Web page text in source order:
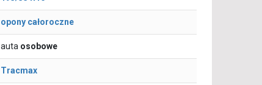
opony całoroczne
auta osobowe
Tracmax